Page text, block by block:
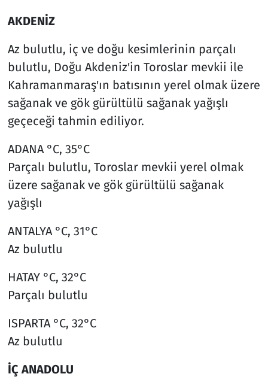
AKDENİZ
Az bulutlu, iç ve doğu kesimlerinin parçalı
bulutlu, Doğu Akdeniz'in Toroslar mevkii ile
Kahramanmaraş'ın batısının yerel olmak üzere
sağanak ve gök gürültülü sağanak yağışlı
geçeceği tahmin ediliyor.
ADANA °C, 35°C
Parçalı bulutlu, Toroslar mevkii yerel olmak
üzere sağanak ve gök gürültülü sağanak
yağışlı
ANTALYA °C, 31°C
Az bulutlu
HATAY °C, 32°C
Parçalı bulutlu
ISPARTA °C, 32°C
Az bulutlu
İÇ ANADOLU